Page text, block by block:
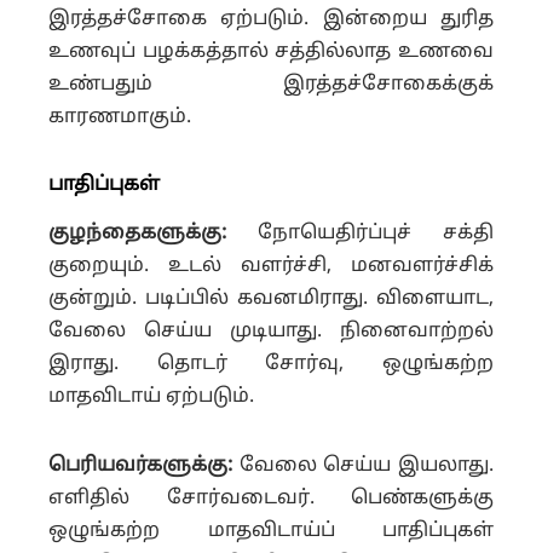
இரத்தச்சோகை ஏற்படும். இன்றைய துரித
உணவுப் பழக்கத்தால் சத்தில்லாத உணவை
உண்பதும் இரத்தச்சோகைக்குக்
காரணமாகும்.
பாதிப்புகள்
குழந்தைகளுக்கு: நோயெதிர்ப்புச் சக்தி
குறையும். உடல் வளர்ச்சி, மனவளர்ச்சிக்
குன்றும். படிப்பில் கவனமிராது. விளையாட,
வேலை செய்ய முடியாது. நினைவாற்றல்
இராது. தொடர் சோர்வு, ஒழுங்கற்ற
மாதவிடாய் ஏற்படும்.
பெரியவர்களுக்கு: வேலை செய்ய இயலாது.
எளிதில் சோர்வடைவர். பெண்களுக்கு
ஒழுங்கற்ற மாதவிடாய்ப் பாதிப்புகள்